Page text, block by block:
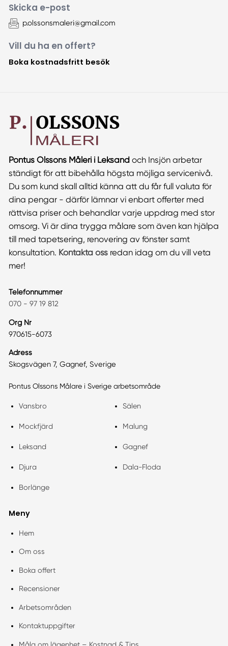
Skicka e-post
p.olssonsmaleri@gmail.com
Vill du ha en offert?
Boka kostnadsfritt besök
Pontus Olssons Måleri i Leksand och Insjön arbetar
ständigt för att bibehålla högsta möjliga servicenivå.
Du som kund skall alltid känna att du får full valuta för
dina pengar - därför lämnar vi enbart offerter med
rättvisa priser och behandlar varje uppdrag med stor
omsorg. Vi är dina trygga målare som även kan hjälpa
till med tapetsering, renovering av fönster samt
konsultation. Kontakta ossredan idag om du vill veta
mer!
Telefonnummer
070 - 97 19 812
Org Nr
970615-6073
Adress
Skogsvägen 7, Gagnef, Sverige
Pontus Olssons Målare i Sverige arbetsområde
Vansbro Sälen
Mockfjärd Malung
Leksand Gagnef
Djura Dala-Floda
Borlänge
Meny
Hem
Om oss
Boka offert
Recensioner
Arbetsområden
Kontaktuppgifter
Måla om lägenhet – Kostnad & Tips